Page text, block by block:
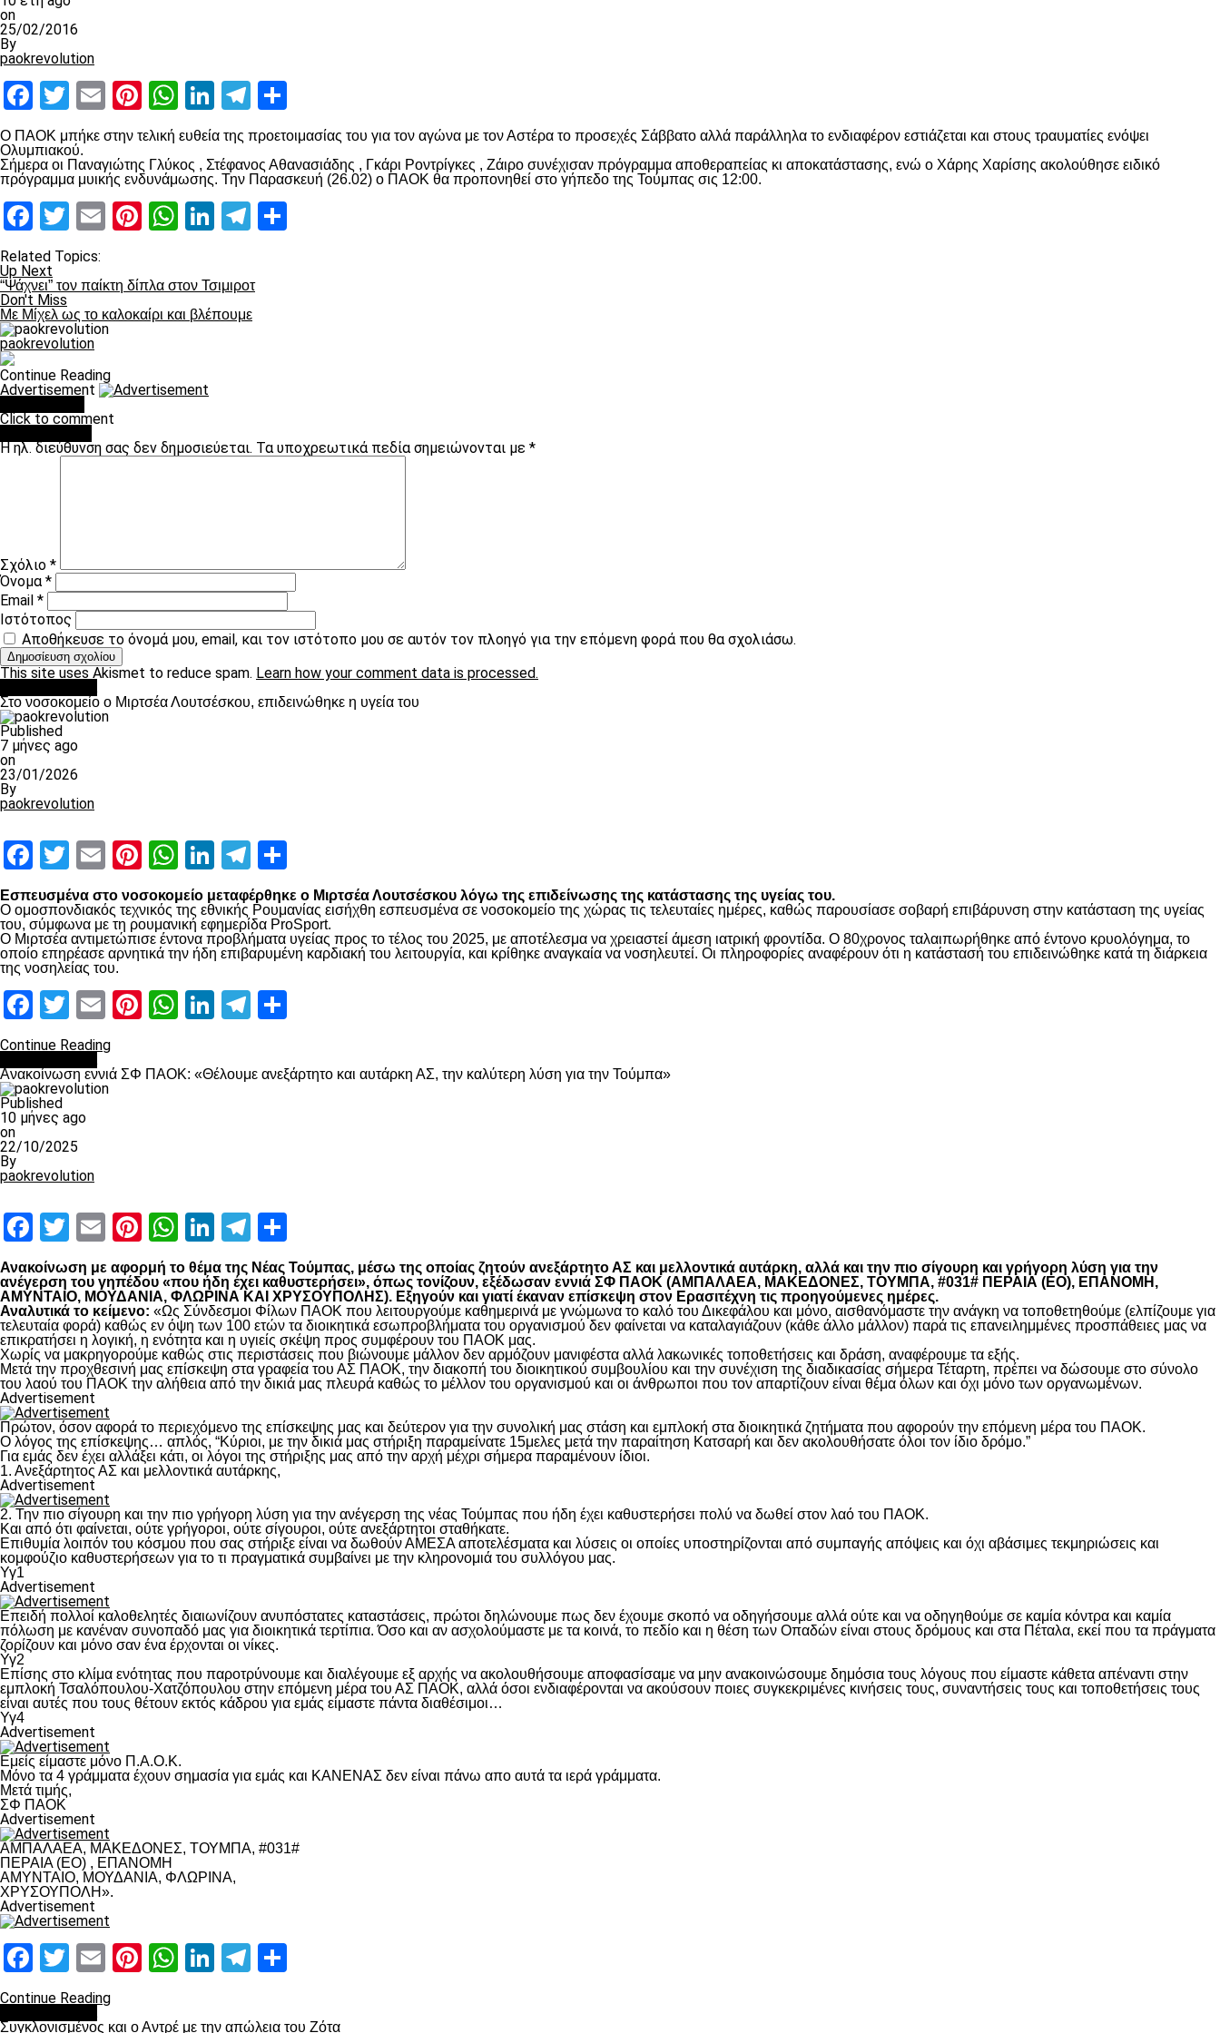
on
25/02/2016
By
paokrevolution
Facebook
Twitter
EmailPinterest
WhatsApp
LinkedIn
Telegram
Ο ΠΑΟΚ μπήκε στην τελική ευθεία της προετοιμασίας του για τον αγώνα με τον Αστέρα το προσεχές Σάββατο αλλά παράλληλα το ενδιαφέρον εστιάζεται και στους τραυματίες ενόψει
Ολυμπιακού.
Σήμερα οι Παναγιώτης Γλύκος , Στέφανος Αθανασιάδης , Γκάρι Ροντρίγκες , Ζάιρο συνέχισαν πρόγραμμα αποθεραπείας κι αποκατάστασης, ενώ ο Χάρης Χαρίσης ακολούθησε ειδικό
πρόγραμμα μυικής ενδυνάμωσης. Την Παρασκευή (26.02) ο ΠΑΟΚ θα προπονηθεί στο γήπεδο της Τούμπας σις 12:00.
Facebook
Twitter
EmailPinterest
WhatsApp
LinkedIn
Telegram
Related Topics:
Up Next
“Ψάχνει” τον παίκτη δίπλα στον Τσιμιροτ
Don't Miss
Με Μίχελ ως το καλοκαίρι και βλέπουμε
paokrevolution
Continue Reading
Advertisement
Click to comment
Η ηλ. διεύθυνση σας δεν δημοσιεύεται. Τα υποχρεωτικά πεδία σημειώνονται με *
Σχόλιο *
Όνομα*
Email *
Ιστότοπος
Αποθήκευσε το όνομά μου, email, και τον ιστότοπο μου σε αυτόν τον πλοηγό για την επόμενη φορά που θα σχολιάσω.
This site uses Akismet to reduce spam. Learn how your comment data is processed.
Στο νοσοκομείο ο Μιρτσέα Λουτσέσκου, επιδεινώθηκε η υγεία του
Published
7 μήνες ago
on
23/01/2026
By
paokrevolution
Facebook
Twitter
EmailPinterest
WhatsApp
LinkedIn
Telegram
Εσπευσμένα στο νοσοκομείο μεταφέρθηκε ο Μιρτσέα Λουτσέσκου λόγω της επιδείνωσης της κατάστασης της υγείας του.
Ο ομοσπονδιακός τεχνικός της εθνικής Ρουμανίας εισήχθη εσπευσμένα σε νοσοκομείο της χώρας τις τελευταίες ημέρες, καθώς παρουσίασε σοβαρή επιβάρυνση στην κατάσταση της υγείας
του, σύμφωνα με τη ρουμανική εφημερίδα ProSport.
Ο Μιρτσέα αντιμετώπισε έντονα προβλήματα υγείας προς το τέλος του 2025, με αποτέλεσμα να χρειαστεί άμεση ιατρική φροντίδα. Ο 80χρονος ταλαιπωρήθηκε από έντονο κρυολόγημα, το
οποίο επηρέασε αρνητικά την ήδη επιβαρυμένη καρδιακή του λειτουργία, και κρίθηκε αναγκαία να νοσηλευτεί. Οι πληροφορίες αναφέρουν ότι η κατάστασή του επιδεινώθηκε κατά τη διάρκεια
της νοσηλείας του.
Facebook
Twitter
EmailPinterest
WhatsApp
LinkedIn
Telegram
Continue Reading
Ανακοίνωση εννιά ΣΦ ΠΑΟΚ: «Θέλουμε ανεξάρτητο και αυτάρκη ΑΣ, την καλύτερη λύση για την Τούμπα»
Published
10 μήνες ago
on
22/10/2025
By
paokrevolution
Facebook
Twitter
EmailPinterest
WhatsApp
LinkedIn
Telegram
Ανακοίνωση με αφορμή το θέμα της Νέας Τούμπας, μέσω της οποίας ζητούν ανεξάρτητο ΑΣ και μελλοντικά αυτάρκη, αλλά και την πιο σίγουρη και γρήγορη λύση για την
ανέγερση του γηπέδου «που ήδη έχει καθυστερήσει», όπως τονίζουν, εξέδωσαν εννιά ΣΦ ΠΑΟΚ (ΑΜΠΑΛΑΕΑ, ΜΑΚΕΔΟΝΕΣ, ΤΟΥΜΠΑ, #031# ΠΕΡΑΙΑ (ΕΟ), ΕΠΑΝΟΜΗ,
ΑΜΥΝΤΑΙΟ, ΜΟΥΔΑΝΙΑ, ΦΛΩΡΙΝΑ ΚΑΙ ΧΡΥΣΟΥΠΟΛΗΣ). Εξηγούν και γιατί έκαναν επίσκεψη στον Ερασιτέχνη τις προηγούμενες ημέρες.
Αναλυτικά το κείμενο: «Ως Σύνδεσμοι Φίλων ΠΑΟΚ που λειτουργούμε καθημερινά με γνώμωνα το καλό του Δικεφάλου και μόνο, αισθανόμαστε την ανάγκη να τοποθετηθούμε (ελπίζουμε για
τελευταία φορά) καθώς εν όψη των 100 ετών τα διοικητικά εσωπροβλήματα του οργανισμού δεν φαίνεται να καταλαγιάζουν (κάθε άλλο μάλλον) παρά τις επανειλημμένες προσπάθειες μας να
επικρατήσει η λογική, η ενότητα και η υγιείς σκέψη προς συμφέρουν του ΠΑΟΚ μας.
Χωρίς να μακρηγορούμε καθώς στις περιστάσεις που βιώνουμε μάλλον δεν αρμόζουν μανιφέστα αλλά λακωνικές τοποθετήσεις και δράση, αναφέρουμε τα εξής.
Μετά την προχθεσινή μας επίσκεψη στα γραφεία του ΑΣ ΠΑΟΚ, την διακοπή του διοικητικού συμβουλίου και την συνέχιση της διαδικασίας σήμερα Τέταρτη, πρέπει να δώσουμε στο σύνολο
του λαού του ΠΑΟΚ την αλήθεια από την δικιά μας πλευρά καθώς το μέλλον του οργανισμού και οι άνθρωποι που τον απαρτίζουν είναι θέμα όλων και όχι μόνο των οργανωμένων.
Advertisement
Πρώτον, όσον αφορά το περιεχόμενο της επίσκεψης μας και δεύτερον για την συνολική μας στάση και εμπλοκή στα διοικητικά ζητήματα που αφορούν την επόμενη μέρα του ΠΑΟΚ.
Ο λόγος της επίσκεψης… απλός, “Κύριοι, με την δικιά μας στήριξη παραμείνατε 15μελες μετά την παραίτηση Κατσαρή και δεν ακολουθήσατε όλοι τον ίδιο δρόμο.”
Για εμάς δεν έχει αλλάξει κάτι, οι λόγοι της στήριξης μας από την αρχή μέχρι σήμερα παραμένουν ίδιοι.
1. Ανεξάρτητος ΑΣ και μελλοντικά αυτάρκης,
Advertisement
2. Την πιο σίγουρη και την πιο γρήγορη λύση για την ανέγερση της νέας Τούμπας που ήδη έχει καθυστερήσει πολύ να δωθεί στον λαό του ΠΑΟΚ.
Και από ότι φαίνεται, ούτε γρήγοροι, ούτε σίγουροι, ούτε ανεξάρτητοι σταθήκατε.
Επιθυμία λοιπόν του κόσμου που σας στήριξε είναι να δωθούν ΑΜΕΣΑ αποτελέσματα και λύσεις οι οποίες υποστηρίζονται από συμπαγής απόψεις και όχι αβάσιμες τεκμηριώσεις και
κομφούζιο καθυστερήσεων για το τι πραγματικά συμβαίνει με την κληρονομιά του συλλόγου μας.
Υγ1
Advertisement
Επειδή πολλοί καλοθελητές διαιωνίζουν ανυπόστατες καταστάσεις, πρώτοι δηλώνουμε πως δεν έχουμε σκοπό να οδηγήσουμε αλλά ούτε και να οδηγηθούμε σε καμία κόντρα και καμία
πόλωση με κανέναν συνοπαδό μας για διοικητικά τερτίπια. Όσο και αν ασχολούμαστε με τα κοινά, το πεδίο και η θέση των Οπαδών είναι στους δρόμους και στα Πέταλα, εκεί που τα πράγματα
ζορίζουν και μόνο σαν ένα έρχονται οι νίκες.
Υγ2
Επίσης στο κλίμα ενότητας που παροτρύνουμε και διαλέγουμε εξ αρχής να ακολουθήσουμε αποφασίσαμε να μην ανακοινώσουμε δημόσια τους λόγους που είμαστε κάθετα απέναντι στην
εμπλοκή Τσαλόπουλου-Χατζόπουλου στην επόμενη μέρα του ΑΣ ΠΑΟΚ, αλλά όσοι ενδιαφέρονται να ακούσουν ποιες συγκεκριμένες κινήσεις τους, συναντήσεις τους και τοποθετήσεις τους
είναι αυτές που τους θέτουν εκτός κάδρου για εμάς είμαστε πάντα διαθέσιμοι…
Υγ4
Advertisement
Εμείς είμαστε μόνο Π.Α.Ο.Κ.
Μόνο τα 4 γράμματα έχουν σημασία για εμάς και ΚΑΝΕΝΑΣ δεν είναι πάνω απο αυτά τα ιερά γράμματα.
Μετά τιμής,
ΣΦ ΠΑΟΚ
Advertisement
ΑΜΠΑΛΑΕΑ, ΜΑΚΕΔΟΝΕΣ, ΤΟΥΜΠΑ, #031#
ΠΕΡΑΙΑ (ΕΟ) , ΕΠΑΝΟΜΗ
ΑΜΥΝΤΑΙΟ, ΜΟΥΔΑΝΙΑ, ΦΛΩΡΙΝΑ,
ΧΡΥΣΟΥΠΟΛΗ».
Advertisement
Facebook
Twitter
EmailPinterest
WhatsApp
LinkedIn
Telegram
Continue Reading
Συγκλονισμένος και ο Αντρέ με την απώλεια του Ζότα